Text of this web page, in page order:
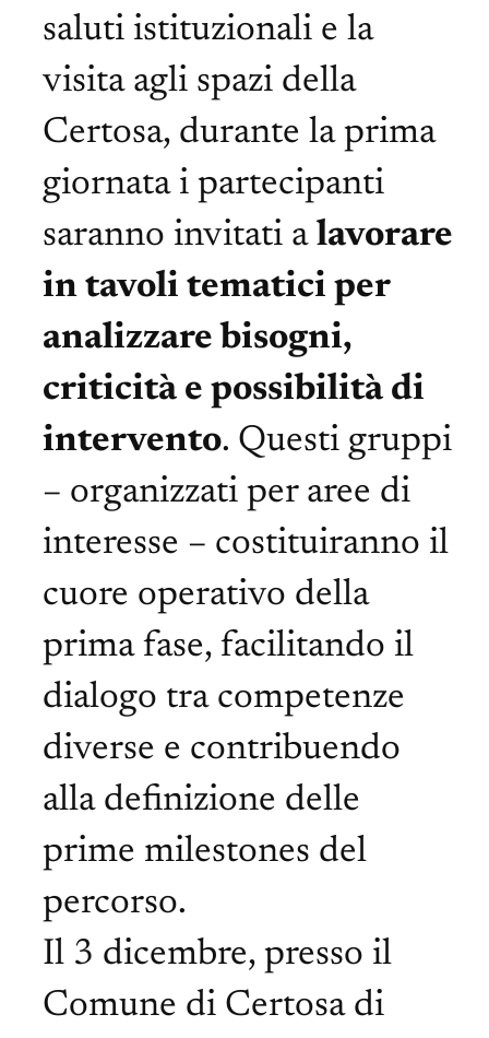
saluti istituzionali e la
visita agli spazi della
Certosa, durante la prima
giornata i partecipanti
saranno invitati alavorare
in tavoli tematici per
analizzare bisogni,
criticità e possibilità di
intervento. Questi gruppi
– organizzati per aree di
interesse – costituiranno il
cuore operativo della
prima fase, facilitando il
dialogo tra competenze
diverse e contribuendo
alla definizione delle
prime milestones del
percorso.
Il 3 dicembre, presso il
Comune di Certosa di